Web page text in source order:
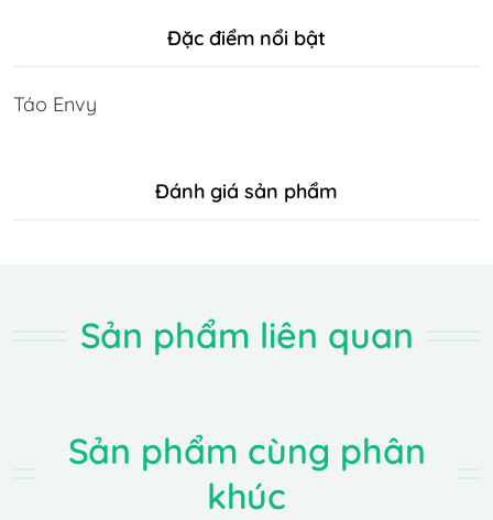
Đặc điểm nổi bật
Táo Envy
Đánh giá sản phẩm
Sản phẩm liên quan
Sản phẩm cùng phân
khúc